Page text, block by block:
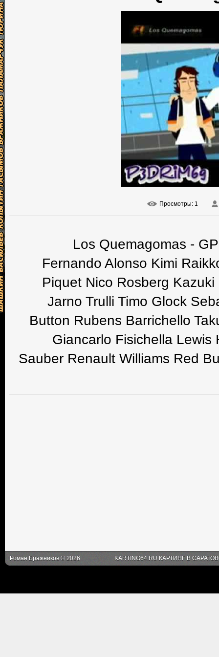
Просмотры: 1
Los Quemagomas -
Fernando Alonso Kimi
Piquet Nico Rosberg
Jarno Trulli Timo Glock
Button Rubens Barrichello
Giancarlo Fisichella Lewis
Sauber Renault Williams Red
Роман Бражников © 2026 KARTING64.RU КАРТИНГ В